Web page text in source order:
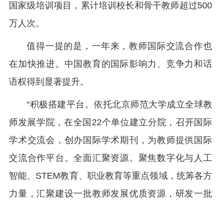
国家级培训项目，累计培训校长和骨干教师超过500
万人次。
值得一提的是，一年来，教师国际交流合作也
在加快推进。中国教育的国际影响力、竞争力和话
语权得到显著提升。
“积极搭建平台。依托北京师范大学成立全球教
师发展学院，在全国22个单位建立分院，召开国际
学术交流会，创办国际学术期刊，为教师提供国际
交流合作平台。全面汇聚资源。聚焦数字化与人工
智能、STEM教育、职业教育等重点领域，统筹各方
力量，汇聚建设一批教师发展优质资源，研发一批